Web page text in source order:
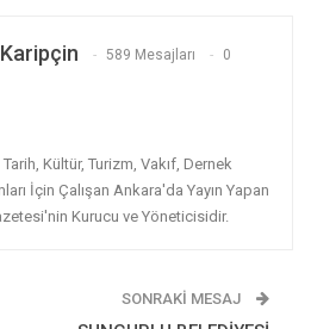
589 Mesajları 0
Kültür, Turizm, Vakıf, Dernek
İçin Çalışan Ankara'da Yayın Yapan
Kurucu ve Yöneticisidir.
SONRAKI MESAJ